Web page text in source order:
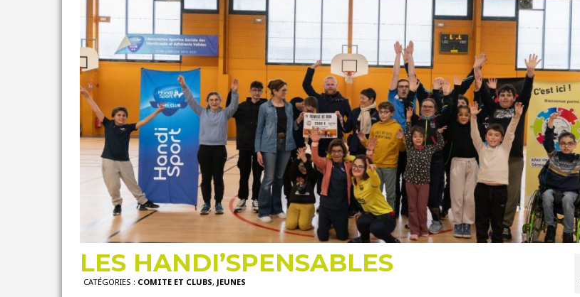
LES HANDI’SPENSABLES
CATÉGORIES : COMITE ET CLUBS, JEUNES